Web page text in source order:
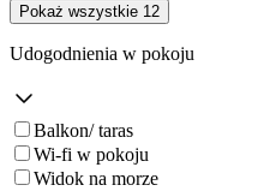
Pokaż wszystkie 12
Udogodnienia w pokoju
Balkon/ taras
Wi-fi w pokoju
Widok na morze